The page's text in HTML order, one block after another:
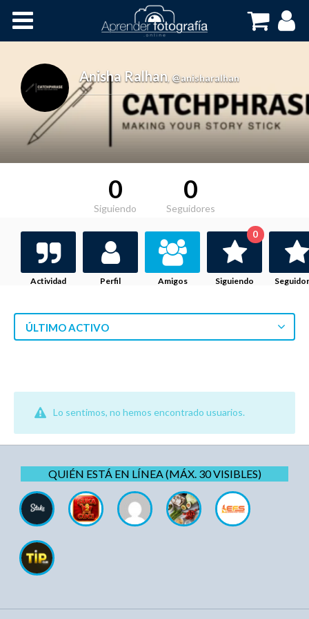
Cursos OnLine
Anisha Ralhan, @anisharalhan
0
Siguiendo
0
Seguidores
Actividad Perfil Amigos Siguiendo
0
ÚLTIMO ACTIVO
Lo sentimos, no hemos encontrado usuarios.
QUIÉN ESTÁ EN LÍNEA (MÁX. 30 VISIBLES)